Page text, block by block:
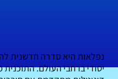
נפלאות היא סדרה חדשנית
יסודי ברחבי העולם.